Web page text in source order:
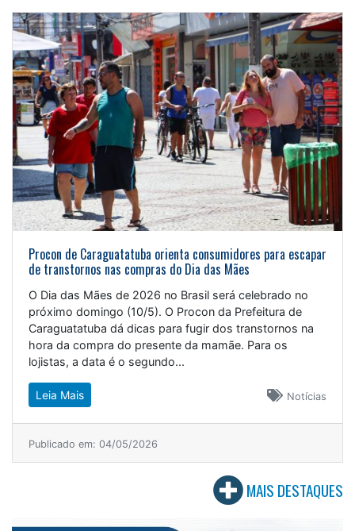
Procon de Caraguatatuba orienta consumidores para escapar
de transtornos nas compras do Dia das Mães
O Dia das Mães de 2026 no Brasil será celebrado no
próximo domingo (10/5). O Procon da Prefeitura de
Caraguatatuba dá dicas para fugir dos transtornos na
hora da compra do presente da mamãe. Para os
lojistas, a data é o segundo...
Notícias
Leia Mais
Publicado em: 04/05/2026
MAIS DESTAQUES